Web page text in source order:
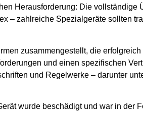
Herausforderung: Die vollständige
– zahlreiche Spezialgeräte sollten
zusammengestellt, die
und einen spezifischen
und Regelwerke – darunter
wurde beschädigt und war in der